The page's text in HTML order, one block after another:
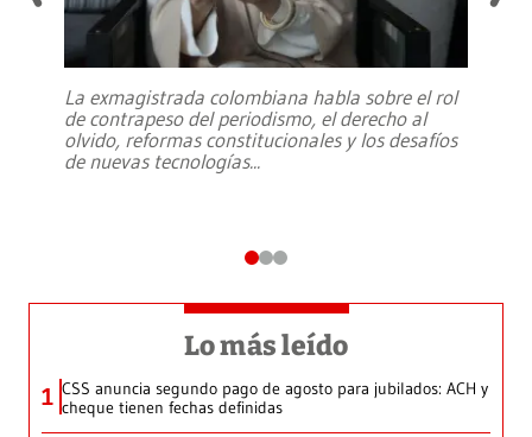
La exmagistrada colombiana habla sobre el rol
de contrapeso del periodismo, el derecho al
olvido, reformas constitucionales y los desafíos
de nuevas tecnologías...
Lo más leído
1 CSS anuncia segundo pago de agosto para jubilados: ACH y
cheque tienen fechas definidas